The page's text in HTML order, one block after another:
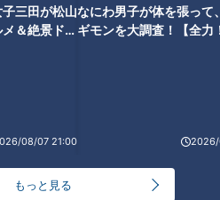
子三田が松山
＆絶景ドラ
08/07 21:00
なにわ男子が体を張って
ギモンを大調査！【全力
2026/
もっと見る
ティックサーモン刺身用（メガパ
いないので超新鮮。600g近く入
で売るのがロピア流なのだとか。